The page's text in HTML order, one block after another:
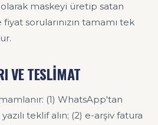
maskeyi üretip satan
sorularınızın tamamı tek
VE TESLİMAT
(1) WhatsApp'tan
teklif alın; (2) e-arşiv fatura